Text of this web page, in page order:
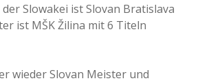
Slowakei ist Slovan Bratislava
ist MŠK Žilina mit 6 Titeln
wieder Slovan Meister und